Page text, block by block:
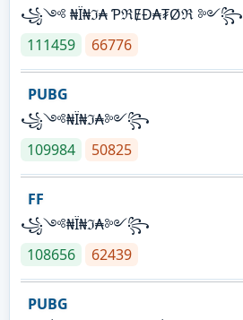
꧁༺ ₦Ї₦ℑ₳ ƤℜɆĐ₳₮Øℜ ༻꧂
111459
66776
PUBG
꧁༺₦Ї₦ℑ₳༻꧂
109984
50825
FF
꧁༺₦Ї₦ℑ₳༻꧂
108656
62439
PUBG